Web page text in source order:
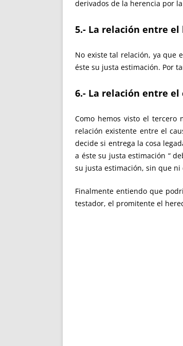
derivados de la herencia por
5.- La relación entre
No existe tal relación, ya que
éste su justa estimación. Por
6.- La relación entre
Como hemos visto el
relación existente entre el
decide si entrega la cosa
a éste su justa estimación “
su justa estimación, sin que
Finalmente entiendo que
testador, el promitente el